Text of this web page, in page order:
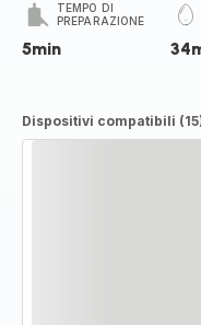
TEMPO DI
PREPARAZIONE
5min
Dispositivi compatibili